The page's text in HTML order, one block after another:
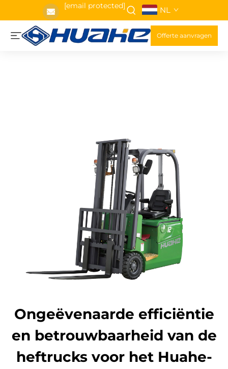
[email protected] NL
Offerte aanvragen
Ongeëvenaarde efficiëntie
en betrouwbaarheid van de
heftrucks voor het Huahe-